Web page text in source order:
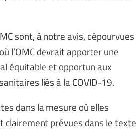
sont, à notre avis, dépourvues
l’OMC devrait apporter une
équitable et opportun aux
liés à la COVID-19.
dans la mesure où elles
clairement prévues dans le texte